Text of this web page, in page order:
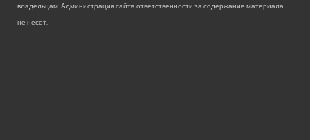
владельцам. Администрация сайта ответственности за содержание материала
не несет.